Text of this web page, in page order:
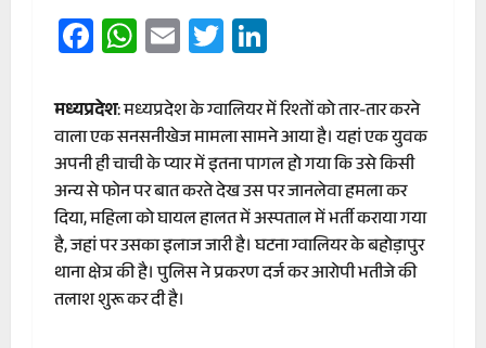
Facebook
WhatsApp
EmailTwitter
मध्यप्रदेश: मध्यप्रदेश के ग्वालियर में रिश्तों को तार-तार करने
वाला एक सनसनीखेज मामला सामने आया है। यहां एक युवक
अपनी ही चाची के प्यार में इतना पागल हो गया कि उसे किसी
अन्य से फोन पर बात करते देख उस पर जानलेवा हमला कर
दिया, महिला को घायल हालत में अस्पताल में भर्ती कराया गया
है, जहां पर उसका इलाज जारी है। घटना ग्वालियर के बहोड़ापुर
थाना क्षेत्र की है। पुलिस ने प्रकरण दर्ज कर आरोपी भतीजे की
तलाश शुरू कर दी है।